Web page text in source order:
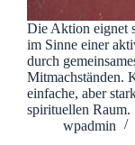
Die Aktion eignet
im Sinne einer
durch
Mitmachständen.
einfache, aber
spirituellen Raum.
wpadmin